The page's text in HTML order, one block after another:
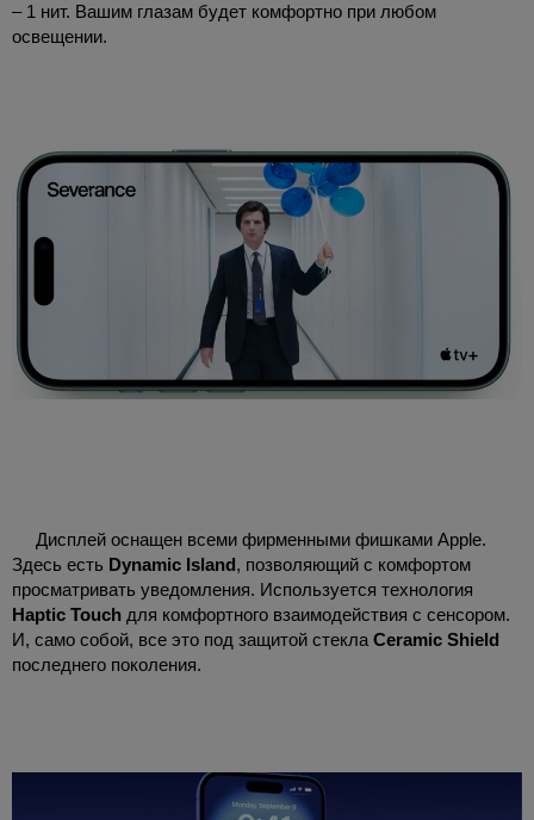
– 1 нит. Вашим глазам будет комфортно при любом
освещении.
Дисплей оснащен всеми фирменными фишками Apple.
Здесь есть Dynamic Island, позволяющий с комфортом
просматривать уведомления. Используется технология
Haptic Touch для комфортного взаимодействия с сенсором.
И, само собой, все это под защитой стекла Ceramic Shield
последнего поколения.